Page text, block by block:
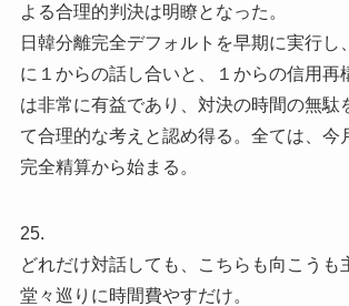
よる合理的判決は明瞭となった。
日韓分離完全デフォルトを早期に実行し
に１からの話し合いと、１からの信用再
は非常に有益であり、対決の時間の無駄
て合理的な考えと認め得る。全ては、今
完全精算から始まる。
25.
どれだけ対話しても、こちらも向こうも
堂々巡りに時間費やすだけ。